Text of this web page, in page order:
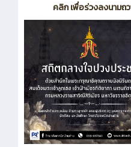
คลิก เพื่อร่วงลงนาม